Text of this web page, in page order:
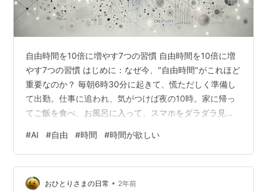
自由時間を10倍に増やす7つの習慣 自由時間を10倍に増
やす7つの習慣 はじめに：なぜ今、"自由時間"がこれほど
重要なのか？ 毎朝6時30分に起きて、慌ただしく準備し
て出勤。仕事に追われ、気がつけば夜の10時。家に帰っ
てご飯を食べ、お風呂に入って、スマホをダラダラ見て
繰り返し... このような毎日を送っているあなたは、決し
て一人ではありません。 厚生労働省の「労働時間等総合
実態調査」によると、日本の正社員の平均労働時間は週
約47時間。つまり1日約9.5時間働いている計算です。通
#AI #自由 #時間 #時間が欲しい
おひとりさまの日常 • 2年前